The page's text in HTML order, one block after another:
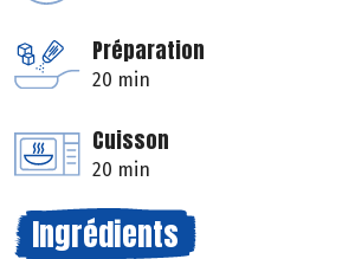
Préparation
20 min
Cuisson
20 min
Ingrédients